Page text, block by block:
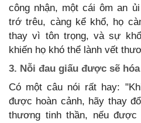
công nhận, một cái ôm an
trớ trêu, càng kể khổ, họ
thay vì tôn trọng, và sự
khiến họ khó thể lành vết
3. Nỗi đau giấu được sẽ
Có một câu nói rất hay:
được hoàn cảnh, hãy thay
thương tinh thần, nếu